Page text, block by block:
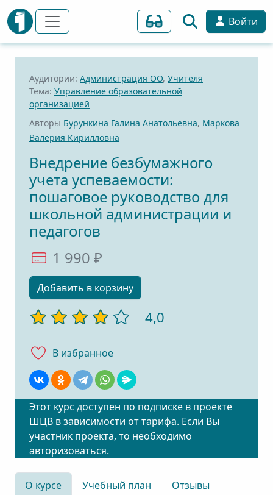
Войти
Аудитории: Администрация ОО, Учителя
Тема: Управление образовательной
организацией
Авторы Бурункина Галина Анатольевна, Маркова
Валерия Кирилловна
Внедрение безбумажного
учета успеваемости:
пошаговое руководство для
школьной администрации и
педагогов
1 990 ₽
Добавить в корзину
4,0
В избранноe
Этот курс доступен по подписке в проекте
ШЦВ в зависимости от тарифа. Если Вы
участник проекта, то необходимо
авторизоваться.
О курсе Учебный план
Отзывы